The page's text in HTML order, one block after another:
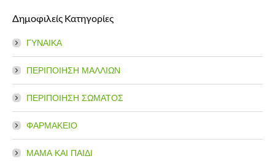
opens
in
window
opens
in
window
Δημοφιλείς Κατηγορίες
ΓΥΝΑΙΚΑ
ΠΕΡΙΠΟΙΗΣΗ ΜΑΛΛΙΩΝ
ΠΕΡΙΠΟΙΗΣΗ ΣΩΜΑΤΟΣ
ΦΑΡΜΑΚΕΙΟ
ΜΑΜΑ ΚΑΙ ΠΑΙΔΙ